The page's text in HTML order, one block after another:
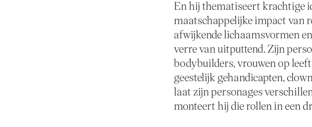
En hij thematiseert krachtige
maatschappelijke impact van
afwijkende lichaamsvormen
verre van uitputtend. Zijn
bodybuilders, vrouwen op
geestelijk gehandicapten,
laat zijn personages
monteert hij die rollen in een